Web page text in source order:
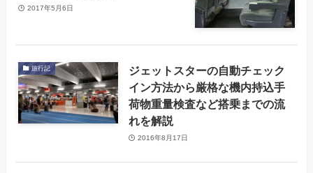
2017年5月6日
旅行記
ジェットスターの自動チェック
イン方法から厳格な機内持込手
荷物重量検査など搭乗までの流
れを解説
2016年8月17日